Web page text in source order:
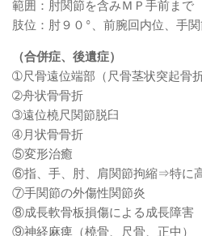
範囲：肘関節を含みＭＰ手前まで
肢位：肘９０°、前腕回内位、手
（合併症、後遺症）
➀尺骨遠位端部（尺骨茎状突起骨折
➁舟状骨骨折
➂遠位橈尺関節脱臼
➃月状骨骨折
⑤変形治癒
⑥指、手、肘、肩関節拘縮⇒特に
⑦手関節の外傷性関節炎
⑧成長軟骨板損傷による成長障害
⑨神経麻痺（橈骨、尺骨、正中）